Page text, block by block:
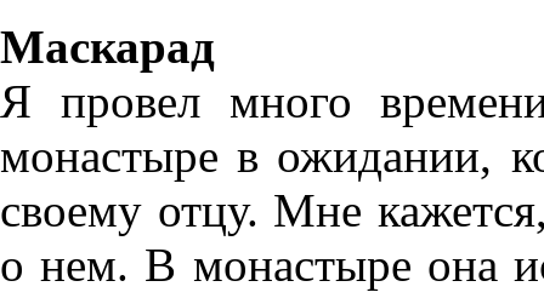
Маскарад
Я провел много
монастыре в ожидании,
своему отцу. Мне
о нем. В монастыре она